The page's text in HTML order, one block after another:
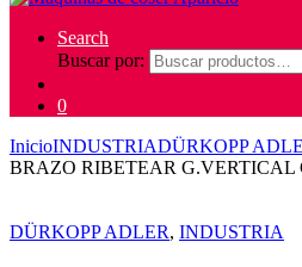
Search
Buscar por:
0
InicioINDUSTRIADÜRKOPP
BRAZO RIBETEAR G.VERTICAL
DÜRKOPP ADLER, INDUSTRIA